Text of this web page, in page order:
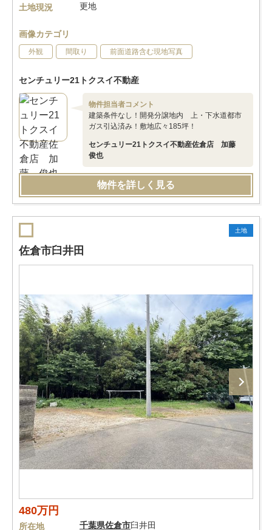
土地現況
更地
画像カテゴリ
外観 間取り 前面道路含む現地写真
センチュリー21トクスイ不動産
物件担当者コメント
建築条件なし！開発分譲地内 上・下水道都市
ガス引込済み！敷地広々185坪！
センチュリー21トクスイ不動産佐倉店 加藤
俊也
物件を詳しく見る
土地
佐倉市臼井田
480万円
所在地 千葉県佐倉市臼井田